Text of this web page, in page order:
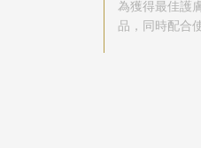
為獲得最佳護
品，同時配合